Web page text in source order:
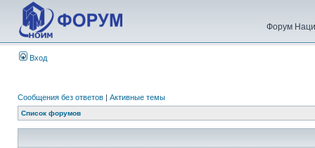
Форум
Вход
Сообщения без ответов | Активные темы
Список форумов